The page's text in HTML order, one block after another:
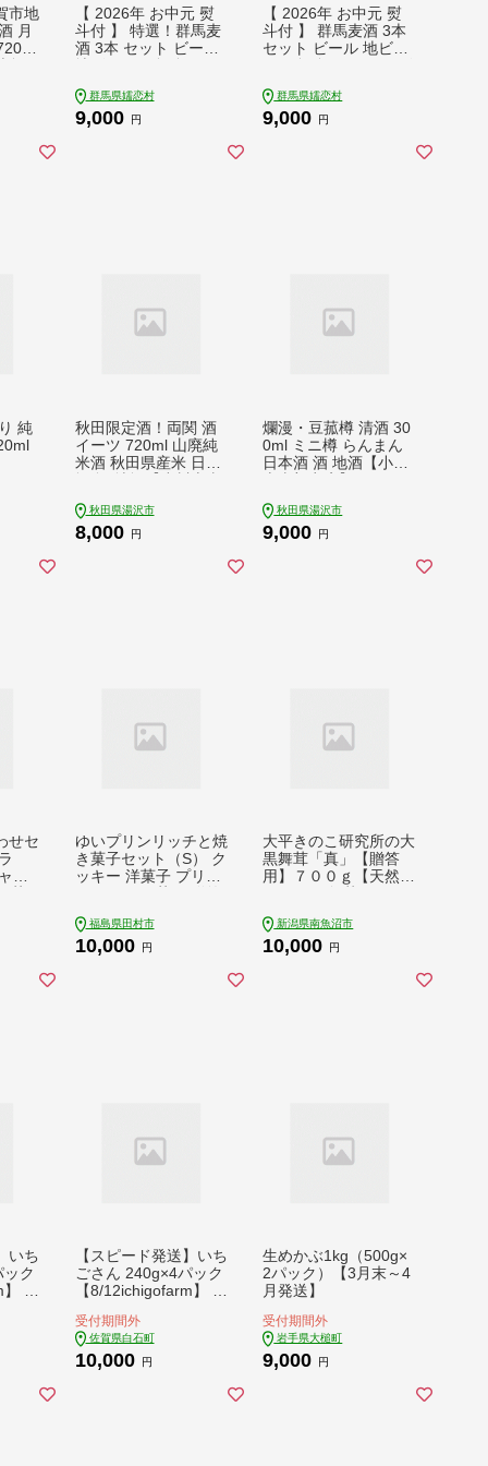
市地
月
【 2026年 お中元 熨
斗付 】 特選！群馬麦
酒 3本 セット ビール
ルコール 瓶 飲み比べ
330ml 嬬恋高原ブル
群馬県嬬恋村
9,000 円
【 2026年 お中元 熨
斗付 】 群馬麦酒 3本
セット ビール 地ビー
ル 瓶 飲み比べ 330ml
嬬恋高原ブルワリー
群馬県嬬恋村
9,000 円
純
秋田限定酒！両関 酒
イーツ 720ml 山廃純
米酒 秋田県産米 日本
秋田県湯沢市
8,000 円
爛漫・豆菰樽 清酒 30
0ml ミニ樽 らんまん
日本酒 酒 地酒【小川
秋田県湯沢市
9,000 円
せセ
ラ
ガ
ゆいプリンリッチと焼
き菓子セット（S） ク
ッキー 洋菓子 プリン
箱入り ご褒美 母の日
父の日 お祝い お返し
福島県田村市
10,000 円
大平きのこ研究所の大
黒舞茸「真」【贈答
用】７００ｇ【天然
ぷら お吸い物 野菜 や
さい】
新潟県南魚沼市
10,000 円
いち
ク
】 [I
【スピード発送】いち
ごさん 240g×4パック
【8/12ichigofarm】 [I
受付期間外
佐賀県白石町
10,000 円
生めかぶ1kg（500g×
2パック）【3月末～4
月発送】
受付期間外
岩手県大槌町
9,000 円